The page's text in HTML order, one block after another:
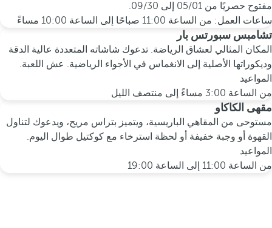
مفتوح حصريًا من 05/01 إلى 09/30.
ساعات العمل: من الساعة 11:00 صباحًا إلى الساعة 10:00 مساءً
تشامبس سبورتس بار
المكان المثالي لعشاق الرياضة. تدعوك شاشاته المتعددة عالية الدقة
وديكوراتها الأصلية إلى الانغماس في الأجواء الرياضية. عش اللعبة.
المواعيد
من الساعة 3:00 مساءً إلى منتصف الليل
مقهى الكاكاو
مستوحى من المقاهي الباريسية، ويتميز بتراس مريح، ويدعوك لتناول
القهوة أو وجبة خفيفة أو لحظة استرخاء مع كوكتيل طوال اليوم.
المواعيد
من الساعة 11:00 إلى الساعة 19:00